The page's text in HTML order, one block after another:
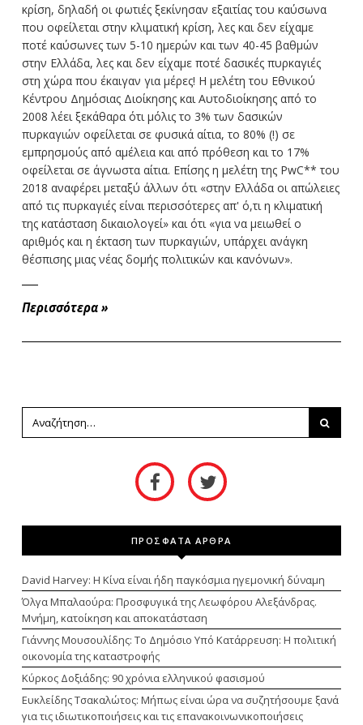
κρίση, δηλαδή οι φωτιές ξεκίνησαν εξαιτίας του καύσωνα
που οφείλεται στην κλιματική κρίση, λες και δεν είχαμε
ποτέ καύσωνες των 5-10 ημερών και των 40-45 βαθμών
στην Ελλάδα, λες και δεν είχαμε ποτέ δασικές πυρκαγιές
στη χώρα που έκαιγαν για μέρες! Η μελέτη του Εθνικού
Κέντρου Δημόσιας Διοίκησης και Αυτοδιοίκησης από το
2008 λέει ξεκάθαρα ότι μόλις το 3% των δασικών
πυρκαγιών οφείλεται σε φυσικά αίτια, το 80% (!) σε
εμπρησμούς από αμέλεια και από πρόθεση και το 17%
οφείλεται σε άγνωστα αίτια. Επίσης η μελέτη της PwC** του
2018 αναφέρει μεταξύ άλλων ότι «στην Ελλάδα οι απώλειες
από τις πυρκαγιές είναι περισσότερες απ' ό,τι η κλιματική
της κατάσταση δικαιολογεί» και ότι «για να μειωθεί ο
αριθμός και η έκταση των πυρκαγιών, υπάρχει ανάγκη
θέσπισης μιας νέας δομής πολιτικών και κανόνων».
Περισσότερα »
ΠΡΟΣΦΑΤΑ ΑΡΘΡΑ
David Harvey: Η Κίνα είναι ήδη παγκόσμια ηγεμονική δύναμη
Όλγα Μπαλαούρα: Προσφυγικά της Λεωφόρου Αλεξάνδρας.
Μνήμη, κατοίκηση και αποκατάσταση
Γιάννης Μουσουλίδης: Το Δημόσιο Υπό Κατάρρευση: Η πολιτική
οικονομία της καταστροφής
Κύρκος Δοξιάδης: 90 χρόνια ελληνικού φασισμού
Ευκλείδης Τσακαλώτος: Μήπως είναι ώρα να συζητήσουμε ξανά
για τις ιδιωτικοποιήσεις και τις επανακοινωνικοποιήσεις